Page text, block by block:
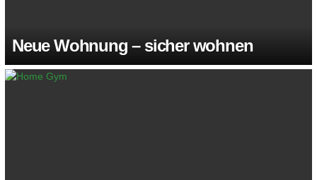
Neue Wohnung – sicher wohnen